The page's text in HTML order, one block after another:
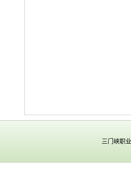
三门峡职